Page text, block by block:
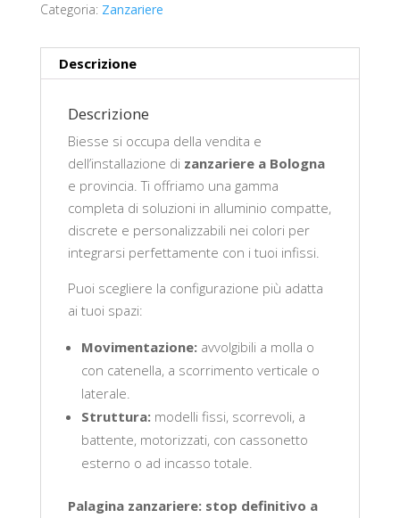
Categoria: Zanzariere
Descrizione
Descrizione
Biesse si occupa della vendita e
dell’installazione di zanzariere a Bologna
e provincia. Ti offriamo una gamma
completa di soluzioni in alluminio compatte,
discrete e personalizzabili nei colori per
integrarsi perfettamente con i tuoi infissi.
Puoi scegliere la configurazione più adatta
ai tuoi spazi:
Movimentazione:avvolgibili a molla o
con catenella, a scorrimento verticale o
laterale.
Struttura:modelli fissi, scorrevoli, a
battente, motorizzati, con cassonetto
esterno o ad incasso totale.
Palagina zanzariere: stop definitivo a